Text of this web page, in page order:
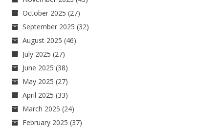
October 2025 (27)
September 2025 (32)
August 2025 (46)
July 2025 (27)
June 2025 (38)
May 2025 (27)
April 2025 (33)
March 2025 (24)
February 2025 (37)